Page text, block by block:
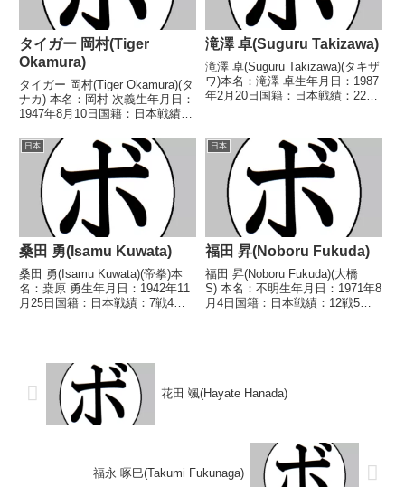
タイガー 岡村(Tiger
Okamura)
タイガー 岡村(Tiger Okamura)(タ
ナカ) 本名：岡村 次義生年月日：
1947年8月10日国籍：日本戦績：
トル】1969年度全日本ライト級
新人王 【戦歴】1968/11/25
○4R判定 ...
滝澤 卓(Suguru Takizawa)
滝澤 卓(Suguru Takizawa)(タキザ
ワ)本名：滝澤 卓生年月日：1987
年2月20日国籍：日本戦績：22戦
フライ級優勝【戦歴】
2004/11/28 ○4R判定...
日本
桑田 勇(Isamu Kuwata)
桑田 勇(Isamu Kuwata)(帝拳)本
名：桒原 勇生年月日：1942年11
月25日国籍：日本戦績：7戦4勝
○3RTK...
日本
福田 昇(Noboru Fukuda)
福田 昇(Noboru Fukuda)(大橋
S) 本名：不明生年月日：1971年8
月4日国籍：日本戦績：12戦5勝
花田 颯(Hayate Hanada)
福永 啄巳(Takumi Fukunaga)